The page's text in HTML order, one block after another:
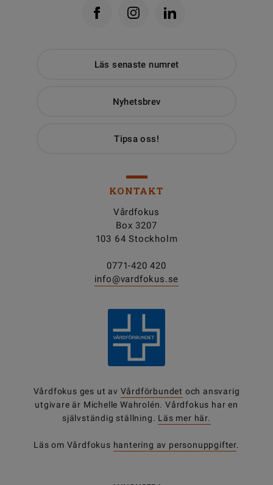
Läs senaste numret
Nyhetsbrev
Tipsa oss!
KONTAKT
Vårdfokus
Box 3207
103 64 Stockholm
0771-420 420
info@vardfokus.se
Vårdfokus ges ut av Vårdförbundet och ansvarig
utgivare är Michelle Wahrolén. Vårdfokus har en
självständig ställning. Läs mer här.
Läs om Vårdfokus hantering av personuppgifter.